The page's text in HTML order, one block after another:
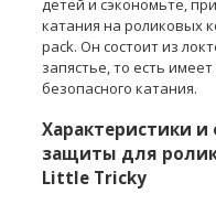
детей и сэкономьте,
катания на роликовых
расk. Он состоит из
запястье, то есть
безопасного катания.
Характеристики и
защиты для
Little Tricky